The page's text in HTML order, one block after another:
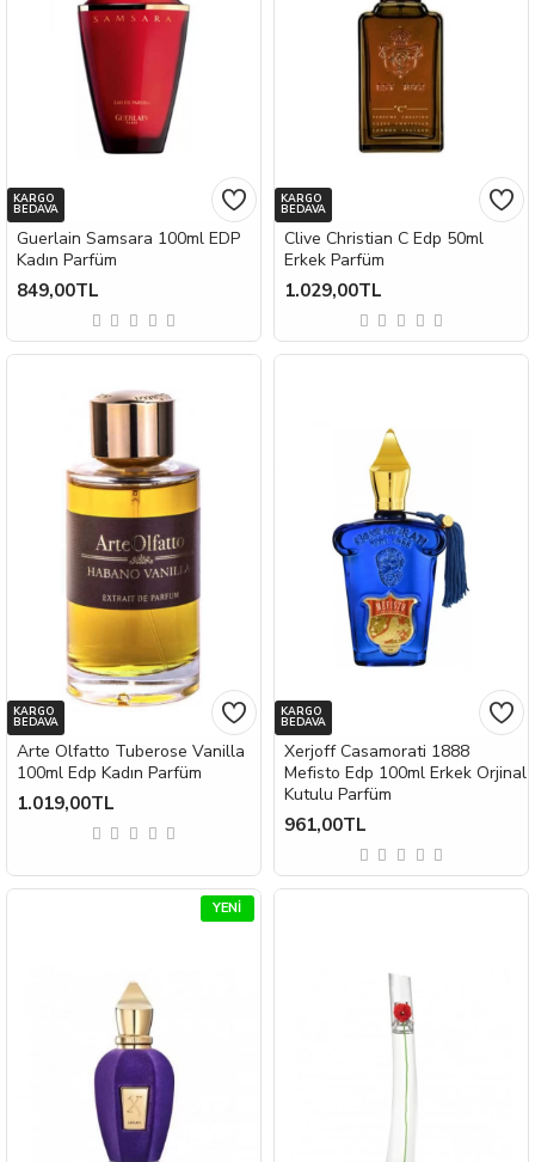
KARGO
BEDAVA
Guerlain Samsara 100ml EDP
Kadın Parfüm
849,00TL
KARGO
BEDAVA
Clive Christian C Edp 50ml
Erkek Parfüm
1.029,00TL
KARGO
BEDAVA
Arte Olfatto Tuberose Vanilla
100ml Edp Kadın Parfüm
1.019,00TL
KARGO
BEDAVA
Xerjoff Casamorati 1888
Mefisto Edp 100ml Erkek Orjinal
Kutulu Parfüm
961,00TL
YENI